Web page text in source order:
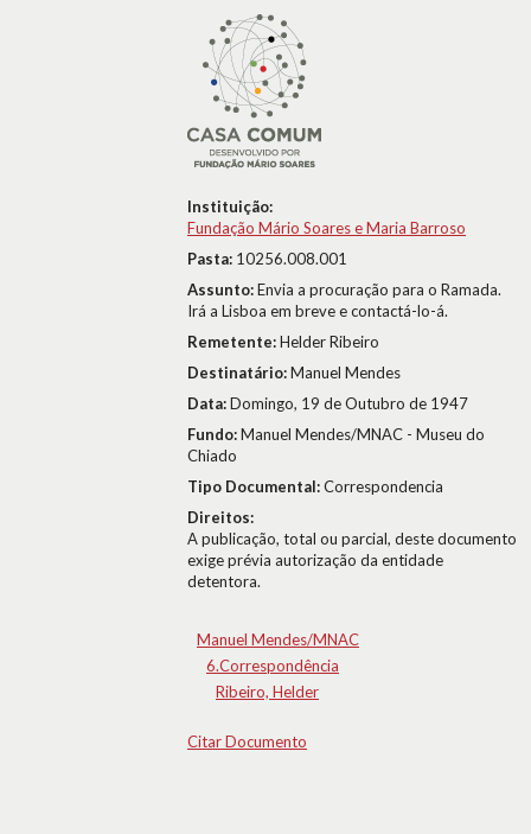
Instituição:
Fundação Mário Soares e Maria Barroso
Pasta: 10256.008.001
Assunto:Envia a procuração para o Ramada.
Irá a Lisboa em breve e contactá-lo-á.
Remetente:Helder Ribeiro
Destinatário:Manuel Mendes
Data:Domingo, 19 de Outubro de 1947
Fundo:Manuel Mendes/MNAC - Museu do
Chiado
Tipo Documental:Correspondencia
Direitos:
A publicação, total ou parcial, deste documento
exige prévia autorização da entidade
detentora.
Manuel Mendes/MNAC
6.Correspondência
Ribeiro, Helder
Citar Documento